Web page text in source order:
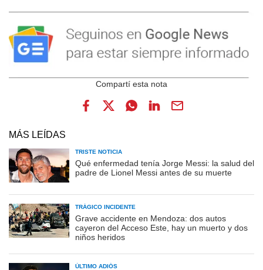
MÁS LEÍDAS
TRISTE NOTICIA
Qué enfermedad tenía Jorge Messi: la salud del
padre de Lionel Messi antes de su muerte
TRÁGICO INCIDENTE
Grave accidente en Mendoza: dos autos
cayeron del Acceso Este, hay un muerto y dos
niños heridos
ÚLTIMO ADIÓS